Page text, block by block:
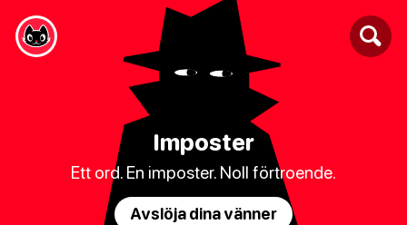
Imposter
Ett ord. En imposter. Noll förtroende.
Avslöja dina vänner